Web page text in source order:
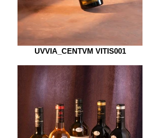
UVVIA_CENTVM VITIS001